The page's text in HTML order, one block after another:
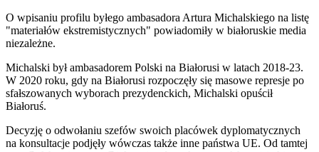
O wpisaniu profilu byłego ambasadora Artura Michalskiego na listę
"materiałów ekstremistycznych" powiadomiły w białoruskie media
niezależne.
Michalski był ambasadorem Polski na Białorusi w latach 2018-23.
W 2020 roku, gdy na Białorusi rozpoczęły się masowe represje po
sfałszowanych wyborach prezydenckich, Michalski opuścił
Białoruś.
Decyzję o odwołaniu szefów swoich placówek dyplomatycznych
na konsultacje podjęły wówczas także inne państwa UE. Od tamtej